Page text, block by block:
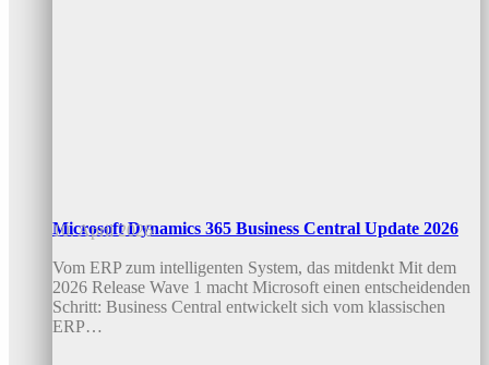
Microsoft Dynamics 365 Business Central Update 2026
10. April 2026
Vom ERP zum intelligenten System, das mitdenkt Mit dem
2026 Release Wave 1 macht Microsoft einen entscheidenden
Schritt: Business Central entwickelt sich vom klassischen
ERP…